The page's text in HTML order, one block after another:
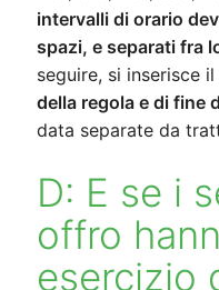
intervalli di orario
spazi, e separati fra
seguire, si inserisce
della regola e di fine
data separate da
D: E se i
offro
esercizio